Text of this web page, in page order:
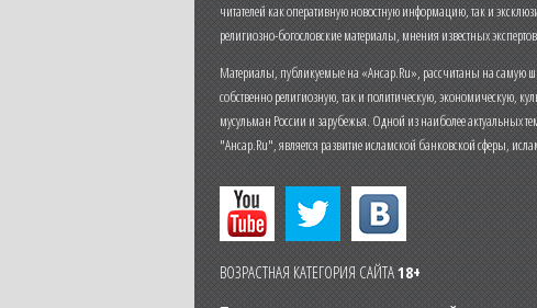
читателей как оперативную новостную информацию, так и
религиозно-богословские материалы, мнения известных
Материалы, публикуемые на «Ансар.Ru», рассчитаны на самую
собственно религиозную, так и политическую, экономическую,
мусульман России и зарубежья. Одной из наиболее актуальных
"Ансар.Ru", является развитие исламской банковской сферы,
ВОЗРАСТНАЯ КАТЕГОРИЯ САЙТА18+